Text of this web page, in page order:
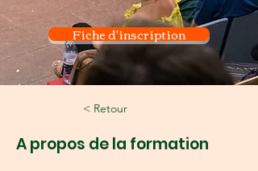
Fiche d'inscription
< Retour
A propos de la formation